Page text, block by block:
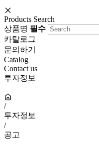
Products Search
상품명 필수
카탈로그
문의하기
Catalog
Contact us
투자정보
/
투자정보
/
공고